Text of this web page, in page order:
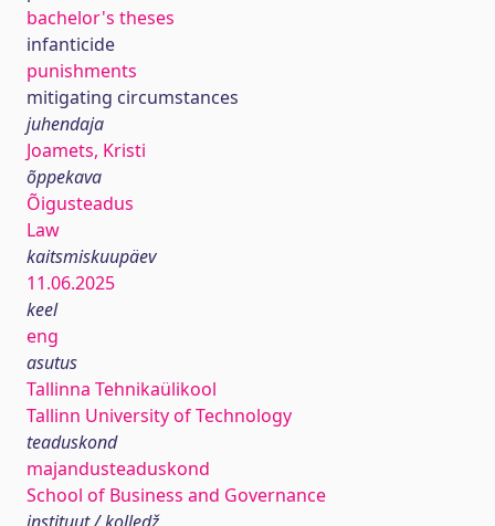
bachelor's theses
infanticide
punishments
mitigating circumstances
juhendaja
Joamets, Kristi
õppekava
Õigusteadus
Law
kaitsmiskuupäev
11.06.2025
keel
eng
asutus
Tallinna Tehnikaülikool
Tallinn University of Technology
teaduskond
majandusteaduskond
School of Business and Governance